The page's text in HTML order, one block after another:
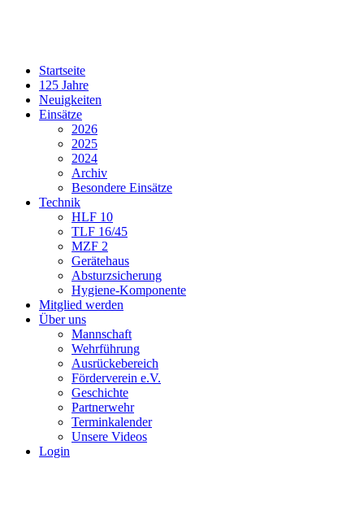
Startseite
125 Jahre
Neuigkeiten
Einsätze
2026
2025
2024
Archiv
Besondere Einsätze
Technik
HLF 10
TLF 16/45
MZF 2
Gerätehaus
Absturzsicherung
Hygiene-Komponente
Mitglied werden
Über uns
Mannschaft
Wehrführung
Ausrückebereich
Förderverein e.V.
Geschichte
Partnerwehr
Terminkalender
Unsere Videos
Login